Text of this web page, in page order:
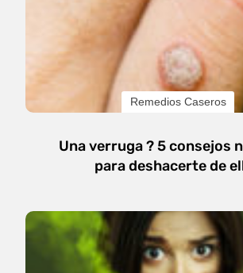
Remedios Caseros
Una verruga ? 5 consejos
para deshacerte de